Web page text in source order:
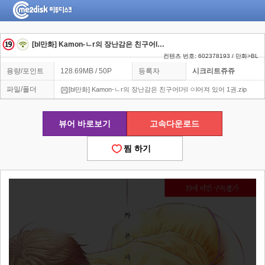
[bl만화] Kamon-ㄴr의 장난감은 친구어l거l ㅇl어져 있어 1권
컨텐츠 번호: 602378193 / 만화>BL
용량/포인트 128.69MB / 50P 등록자 시크리트쥬쥬
파일/폴더 [bl만화] Kamon-ㄴr의 장난감은 친구어l거l ㅇl어져 있어 1권.zip
뷰어 바로보기 고속다운로드
찜 하기